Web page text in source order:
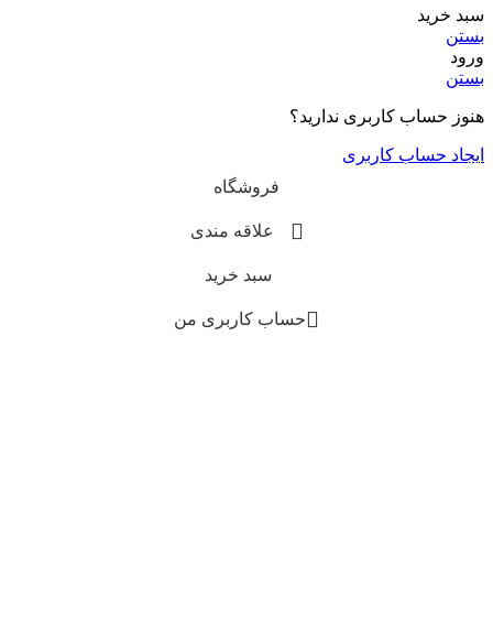
سبد خرید
بستن
ورود
بستن
هنوز حساب کاربری ندارید؟
ایجاد حساب کاربری
فروشگاه
علاقه مندی
سبد خرید
حساب کاربری من